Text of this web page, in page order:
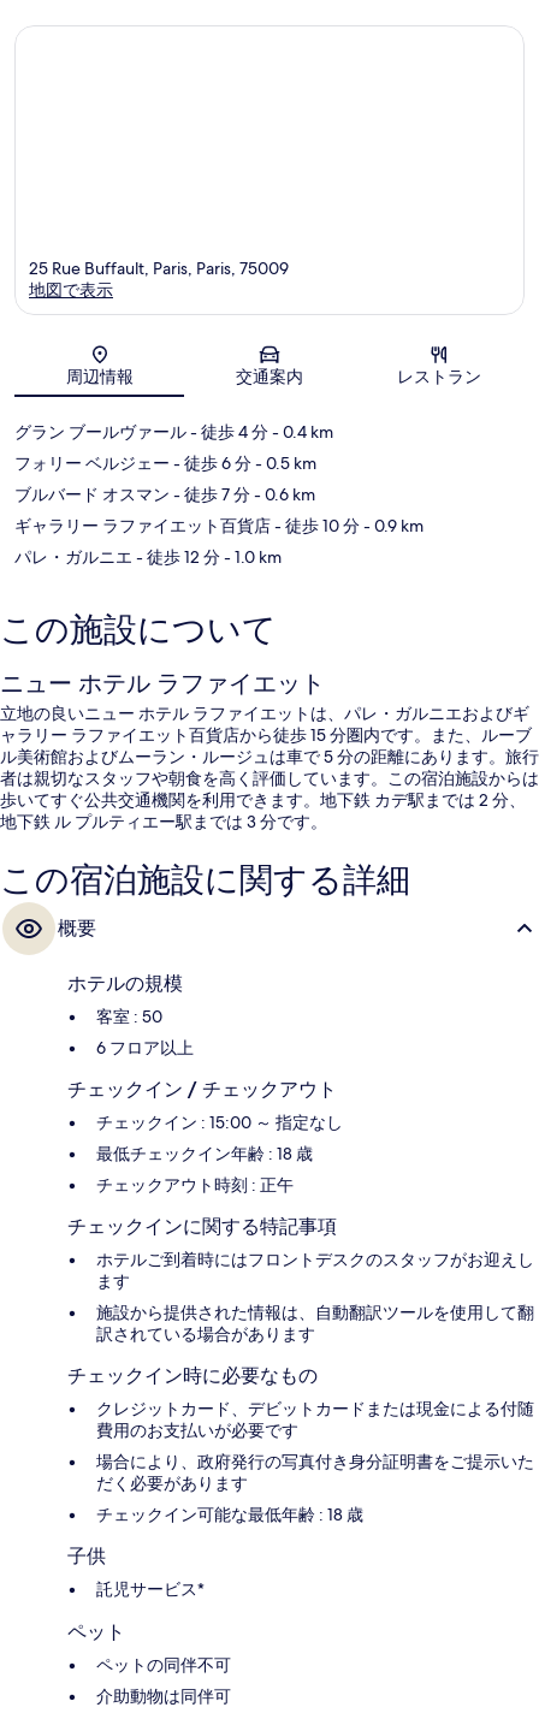
地図
25 Rue Buffault, Paris, Paris, 75009
地図で表示
周辺情報 交通案内 レストラン
グラン ブールヴァール- 徒歩 4 分- 0.4 km
フォリー ベルジェー - 徒歩 6 分- 0.5 km
ブルバード オスマン - 徒歩 7 分- 0.6 km
ギャラリー ラファイエット百貨店- 徒歩 10 分- 0.9 km
パレ・ガルニエ - 徒歩 12 分- 1.0 km
この施設について
ニュー ホテル ラファイエット
立地の良いニュー ホテル ラファイエットは、パレ・ガルニエおよびギ
ャラリー ラファイエット百貨店から徒歩 15 分圏内です。また、ルーブ
ル美術館およびムーラン・ルージュは車で 5 分の距離にあります。旅行
者は親切なスタッフや朝食を高く評価しています。この宿泊施設からは
歩いてすぐ公共交通機関を利用できます。地下鉄 カデ駅までは 2 分、
地下鉄 ル プルティエー駅までは 3 分です。
この宿泊施設に関する詳細
概要
ホテルの規模
客室 : 50
6 フロア以上
チェックイン / チェックアウト
チェックイン : 15:00 ～ 指定なし
最低チェックイン年齢 : 18 歳
チェックアウト時刻 : 正午
チェックインに関する特記事項
ホテルご到着時にはフロントデスクのスタッフがお迎えし
ます
施設から提供された情報は、自動翻訳ツールを使用して翻
訳されている場合があります
チェックイン時に必要なもの
クレジットカード、デビットカードまたは現金による付随
費用のお支払いが必要です
場合により、政府発行の写真付き身分証明書をご提示いた
だく必要があります
チェックイン可能な最低年齢 : 18 歳
子供
託児サービス*
ペット
ペットの同伴不可
介助動物は同伴可